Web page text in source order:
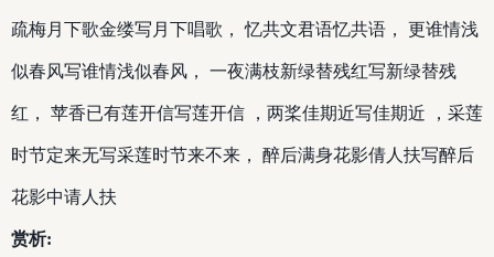
疏梅月下歌金缕写月下唱歌， 忆共文君语忆共语， 更谁情浅
似春风写谁情浅似春风， 一夜满枝新绿替残红写新绿替残
红， 苹香已有莲开信写莲开信 ，两桨佳期近写佳期近 ，采莲
时节定来无写采莲时节来不来， 醉后满身花影倩人扶写醉后
花影中请人扶
赏析: